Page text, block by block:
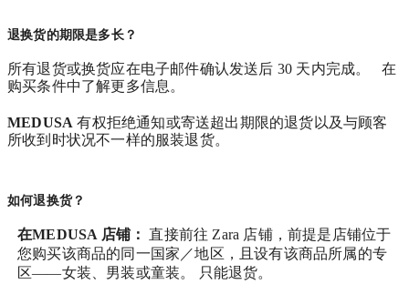
退换货的期限是多长？
所有退货或换货应在电子邮件确认发送后 30 天内完成。 在
购买条件中了解更多信息。
MEDUSA有权拒绝通知或寄送超出期限的退货以及与顾客
所收到时状况不一样的服装退货。
如何退换货？
在MEDUSA 店铺：直接前往 Zara 店铺，前提是店铺位于
您购买该商品的同一国家／地区，且设有该商品所属的专
区——女装、男装或童装。 只能退货。